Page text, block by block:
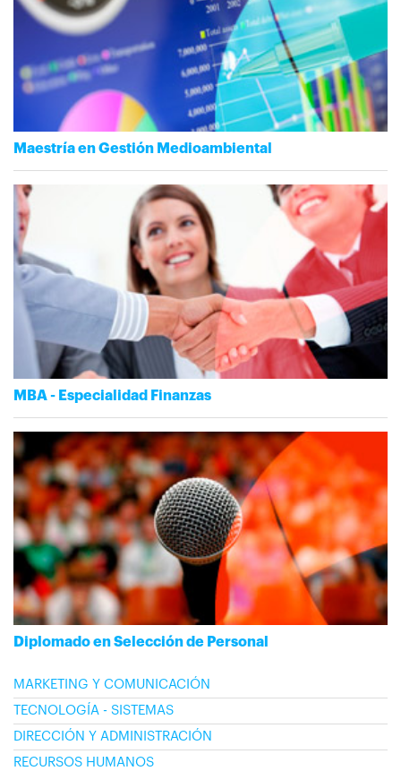
Maestría en Gestión Medioambiental
MBA - Especialidad Finanzas
Diplomado en Selección de Personal
MARKETING Y COMUNICACIÓN
TECNOLOGÍA - SISTEMAS
DIRECCIÓN Y ADMINISTRACIÓN
RECURSOS HUMANOS